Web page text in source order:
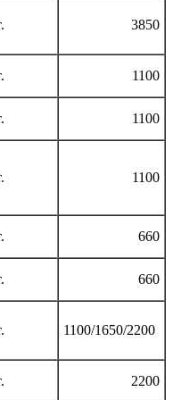
3850
1100
1100
1100
660
660
1100/1650/2200
2200